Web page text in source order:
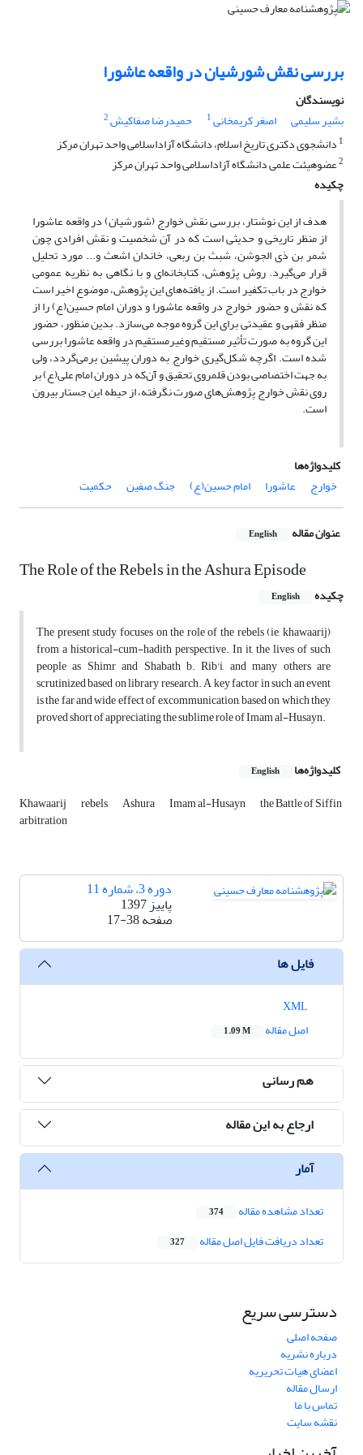
بررسی نقش شورشیان در واقعه عاشورا
نویسندگان
بشیر سلیمی
اصغر کریمخانی1 حمیدرضا صفاکیش2
1 دانشجوی دکتری تاریخ اسلام، دانشگاه آزاداسلامی واحد تهران مرکز
2عضوهیئت علمی دانشگاه آزاداسلامی واحد تهران مرکز
چکیده
هدف از این نوشتار، بررسی نقش خوارج (شورشیان) در واقعه عاشورا
از منظر تاریخی و حدیثی است که در آن شخصیت و نقش افرادی چون
شمر بن ذی الجوشن، شبث بن ربعی، خاندان اشعث و... مورد تحلیل
قرار می‌گیرد. روش پژوهش، کتابخانه‌ای و با نگاهی به نظریه عمومی
خوارج در باب تکفیر است. از یافته‌های این پژوهش، موضوع اخیر است
که نقش و حضور خوارج در واقعه عاشورا و دوران امام حسین(ع) را از
منظر فقهی و عقیدتی برای این گروه موجه می‌سازد. بدین منظور، حضور
این گروه به صورت تأثیر مستقیم وغیرمستقیم در واقعه عاشورا بررسی
شده است. اگرچه شکل‌گیری خوارج به دوران پیشین برمی‌گردد، ولی
به جهت اختصاصی بودن قلمروی تحقیق و آن‌که در دوران امام علی(ع) بر
روی نقش خوارج پژوهش‌های صورت نگرفته، از حیطه این جستار بیرون
است.
کلیدواژه‌ها
خوارج
عاشورا امام حسین(ع) جنگ صفین حکمیت
عنوان مقاله English
The Role of the Rebels in the Ashura Episode
چکیده English
The present study focuses on the role of the rebels (ie, khawaarij)
from a historical-cum-hadith perspective. In it, the lives of such
people as Shimr and Shabath b. Rib'i, and many others are
scrutinized based on library research. A key factor in such an event
is the far and wide effect of excommunication, based on which they
proved short of appreciating the sublime role of Imam al-Husayn.
کلیدواژه‌ها English
Khawaarij rebels Ashura Imam al-Husayn the Battle of Siffin
arbitration
دوره 3، شماره 11
پاییز 1397
صفحه17-38
فایل ها
اصل مقاله
1.09 M
هم رسانی
ارجاع به این مقاله
آمار
تعداد مشاهده مقاله 374
تعداد دریافت فایل اصل مقاله 327
دسترسی سریع
صفحه اصلی
درباره نشریه
اعضای هیات تحریریه
ارسال مقاله
تماس با ما
نقشه سایت